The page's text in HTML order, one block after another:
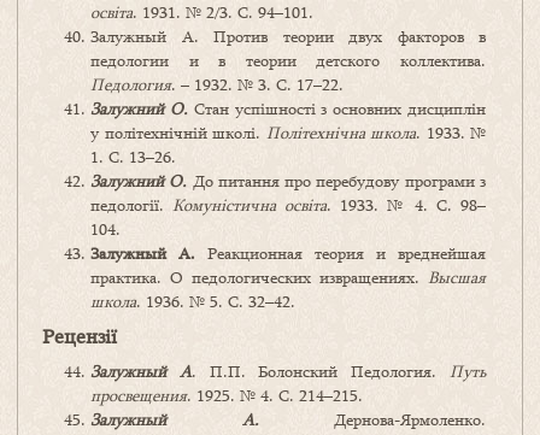
освіта. 1931. № 2/3. С. 94–101.
Залужный А. Против теории двух факторов в
педологии и в теории детского коллектива.
Педология. – 1932. № 3. С. 17–22.
Залужний О.Стан успішності з основних дисциплін
у політехнічній школі. Політехнічна школа. 1933. №
1. С. 13–26.
Залужний О. До питання про перебудову програми з
педології. Комуністична освіта. 1933. № 4. С. 98–
104.
Залужный А. Реакционная теория и вреднейшая
практика. О педологических извращениях. Высшая
школа. 1936. № 5. С. 32–42.
Рецензії
Залужный А. П.П. Болонский Педология.Путь
просвещения. 1925. № 4. С. 214–215.
Залужный А.Дернова-Ярмоленко.